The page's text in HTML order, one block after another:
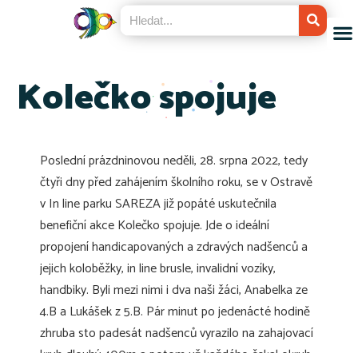
Kolečko spojuje
Poslední prázdninovou neděli, 28. srpna 2022, tedy
čtyři dny před zahájením školního roku, se v Ostravě
v In line parku SAREZA již popáté uskutečnila
benefiční akce Kolečko spojuje. Jde o ideální
propojení handicapovaných a zdravých nadšenců a
jejich koloběžky, in line brusle, invalidní vozíky,
handbiky. Byli mezi nimi i dva naši žáci, Anabelka ze
4.B a Lukášek z 5.B. Pár minut po jedenácté hodině
zhruba sto padesát nadšenců vyrazilo na zahajovací